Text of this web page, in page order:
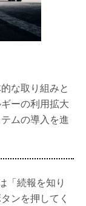
な取り組みと
ーの利用拡大
ムの導入を進
「続報を知り
ンを押してく